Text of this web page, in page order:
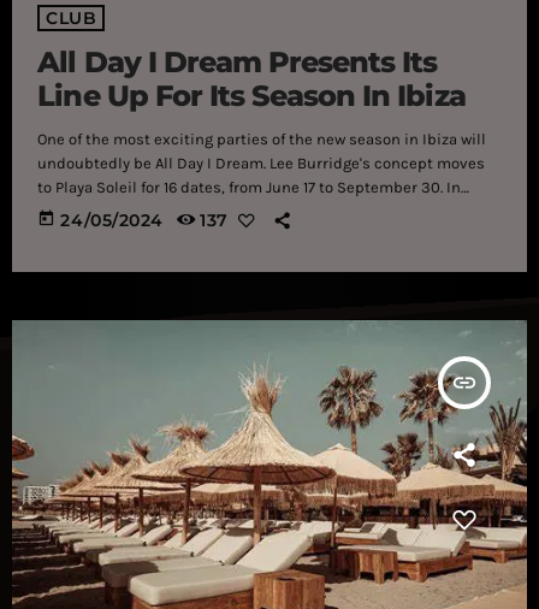
CLUB
All Day I Dream Presents Its
Line Up For Its Season In Ibiza
One of the most exciting parties of the new season in Ibiza will
undoubtedly be All Day I Dream. Lee Burridge's concept moves
to Playa Soleil for 16 dates, from June 17 to September 30. In
addition to being a legendary record label, All Day I Dream has
become an example of fun and musical quality in its own right
today 24/05/2024 137
insert_link